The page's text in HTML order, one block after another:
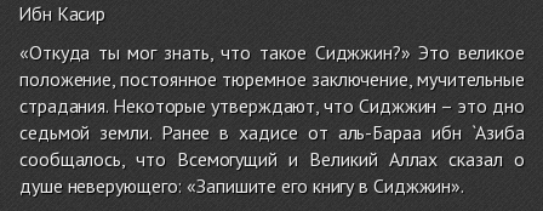
Ибн Касир
«Откуда ты мог знать, что такое Сиджжин?» Это великое
положение, постоянное тюремное заключение, мучительные
страдания. Некоторые утверждают, что Сиджжин – это дно
седьмой земли. Ранее в хадисе от аль-Бараа ибн `Азиба
сообщалось, что Всемогущий и Великий Аллах сказал о
душе неверующего: «Запишите его книгу в Сиджжин».